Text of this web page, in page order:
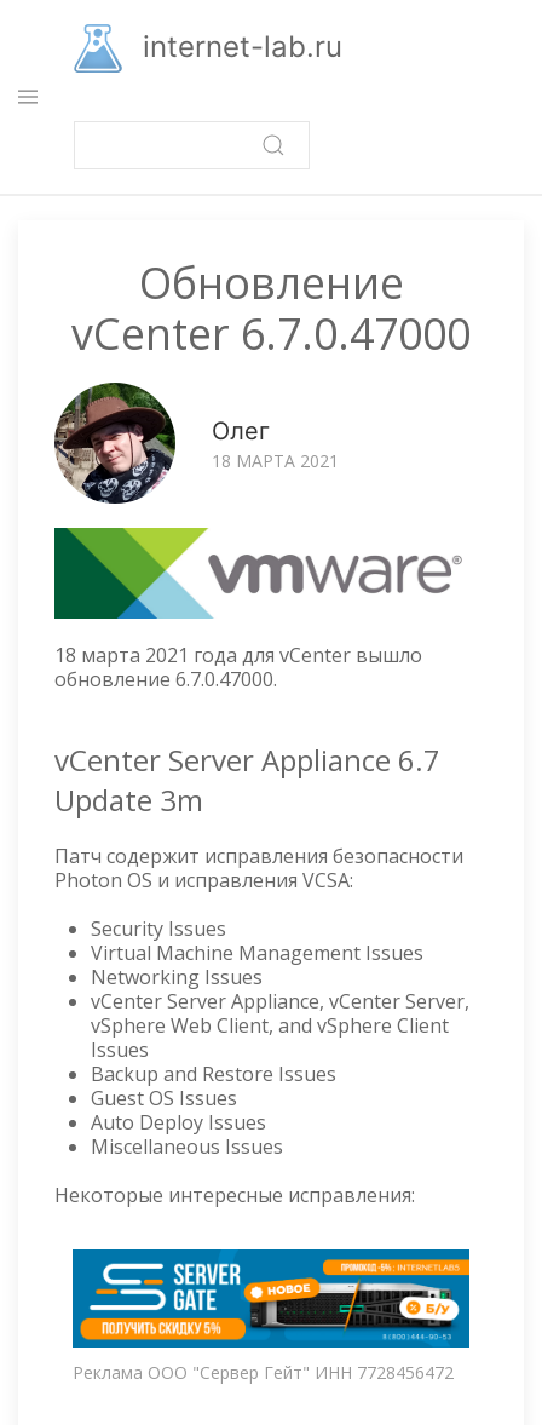
основному
содержанию
internet-lab.ru
Обновление
vCenter 6.7.0.47000
Олег
18 МАРТА 2021
18 марта 2021 года для vCenter вышло
обновление 6.7.0.47000.
vCenter Server Appliance 6.7
Update 3m
Патч содержит исправления безопасности
Photon OS и исправления VCSA:
Security Issues
Virtual Machine Management Issues
Networking Issues
vCenter Server Appliance, vCenter Server,
vSphere Web Client, and vSphere Client
Issues
Backup and Restore Issues
Guest OS Issues
Auto Deploy Issues
Miscellaneous Issues
Некоторые интересные исправления:
Реклама ООО "Сервер Гейт" ИНН 7728456472